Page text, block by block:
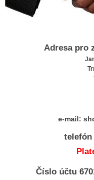
Adresa pro
e-mail:
telefón
Číslo účtu